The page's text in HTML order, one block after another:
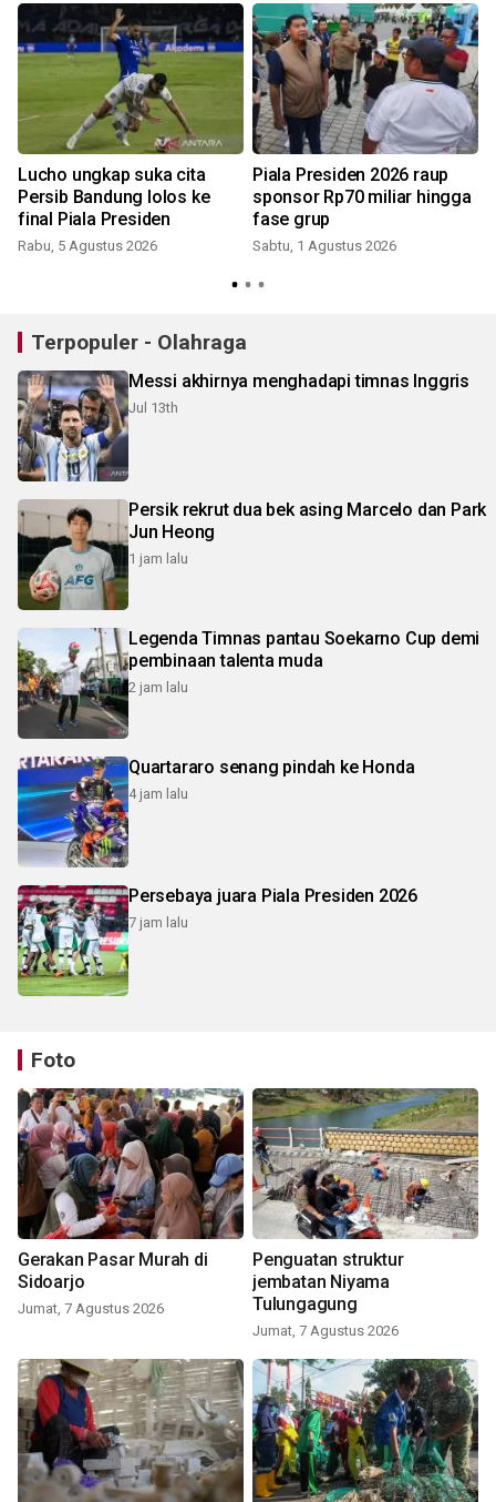
Lucho ungkap suka cita
Persib Bandung lolos ke
final Piala Presiden
Rabu, 5 Agustus 2026
Piala Presiden 2026 raup
sponsor Rp70 miliar hingga
fase grup
Sabtu, 1 Agustus 2026
Terpopuler - Olahraga
Messi akhirnya menghadapi timnas Inggris
Jul 13th
Persik rekrut dua bek asing Marcelo dan Park
Jun Heong
1 jam lalu
Legenda Timnas pantau Soekarno Cup demi
pembinaan talenta muda
2 jam lalu
Quartararo senang pindah ke Honda
4 jam lalu
Persebaya juara Piala Presiden 2026
7 jam lalu
Foto
Gerakan Pasar Murah di
Sidoarjo
Jumat, 7 Agustus 2026
Penguatan struktur
jembatan Niyama
Tulungagung
Jumat, 7 Agustus 2026